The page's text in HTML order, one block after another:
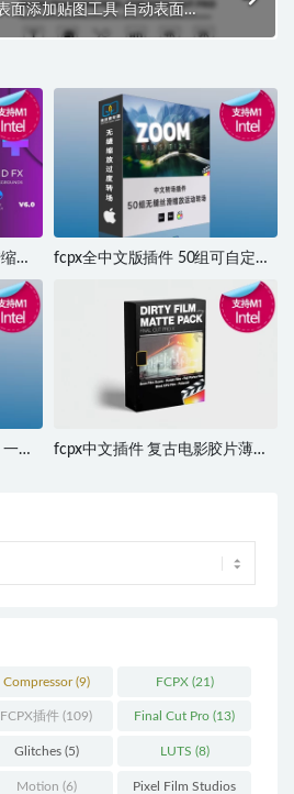
面添加贴图工具 自动表面跟
放
场
fcpx全中文版插件 50组可自定义
目标点无缝丝滑缩放过渡转场 支
键
fcpx中文插件 复古电影胶片薄膜
Compressor(9) FCPX(21)
FCPX插件 (109) Final Cut Pro (13)
Glitches(5) LUTS (8)
Motion (6) Pixel Film Studios